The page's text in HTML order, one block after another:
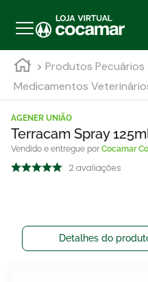
Produtos Pecuários
Medicamentos
AGENER UNIÃO
Terracam Spray
Cocamar
2 avaliações
Detalhes do